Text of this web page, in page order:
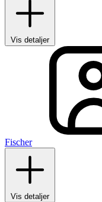
Vis detaljer
Fischer
Vis detaljer